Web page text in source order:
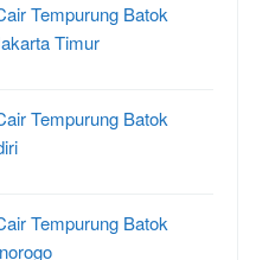
Tempurung Batok
Timur
Tempurung Batok
Tempurung Batok